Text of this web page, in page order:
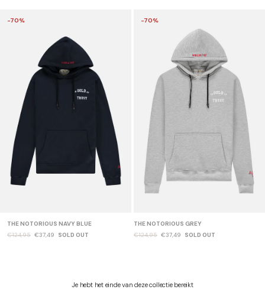
-70%
THE NOTORIOUS NAVY BLUE
€124,95 €37,49 SOLD OUT
-70%
THE NOTORIOUS GREY
€124,95 €37,49 SOLD OUT
Je hebt het einde van deze collectie bereikt